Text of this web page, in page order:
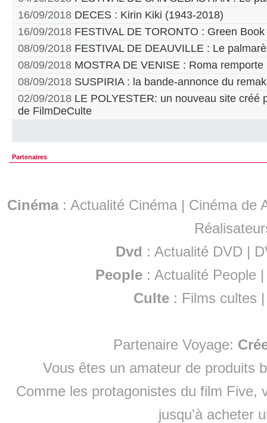
16/09/2018 DECES : Kirin Kiki (1943-2018)
16/09/2018 FESTIVAL DE TORONTO : Green
08/09/2018 FESTIVAL DE DEAUVILLE : Le
08/09/2018 MOSTRA DE VENISE : Roma remporte
08/09/2018 SUSPIRIA : la bande-annonce du
02/09/2018 LE POLYESTER: un nouveau site créé
de FilmDeCulte
Partenaires
Cinéma: Actualité Cinéma | Cinéma de
Dvd : Actualité DVD |
People :Actualité People
Culte : Films cultes
Partenaire Voyage:
Vous êtes un amateur de produits
Comme les protagonistes du film Five,
jusqu'à acheter